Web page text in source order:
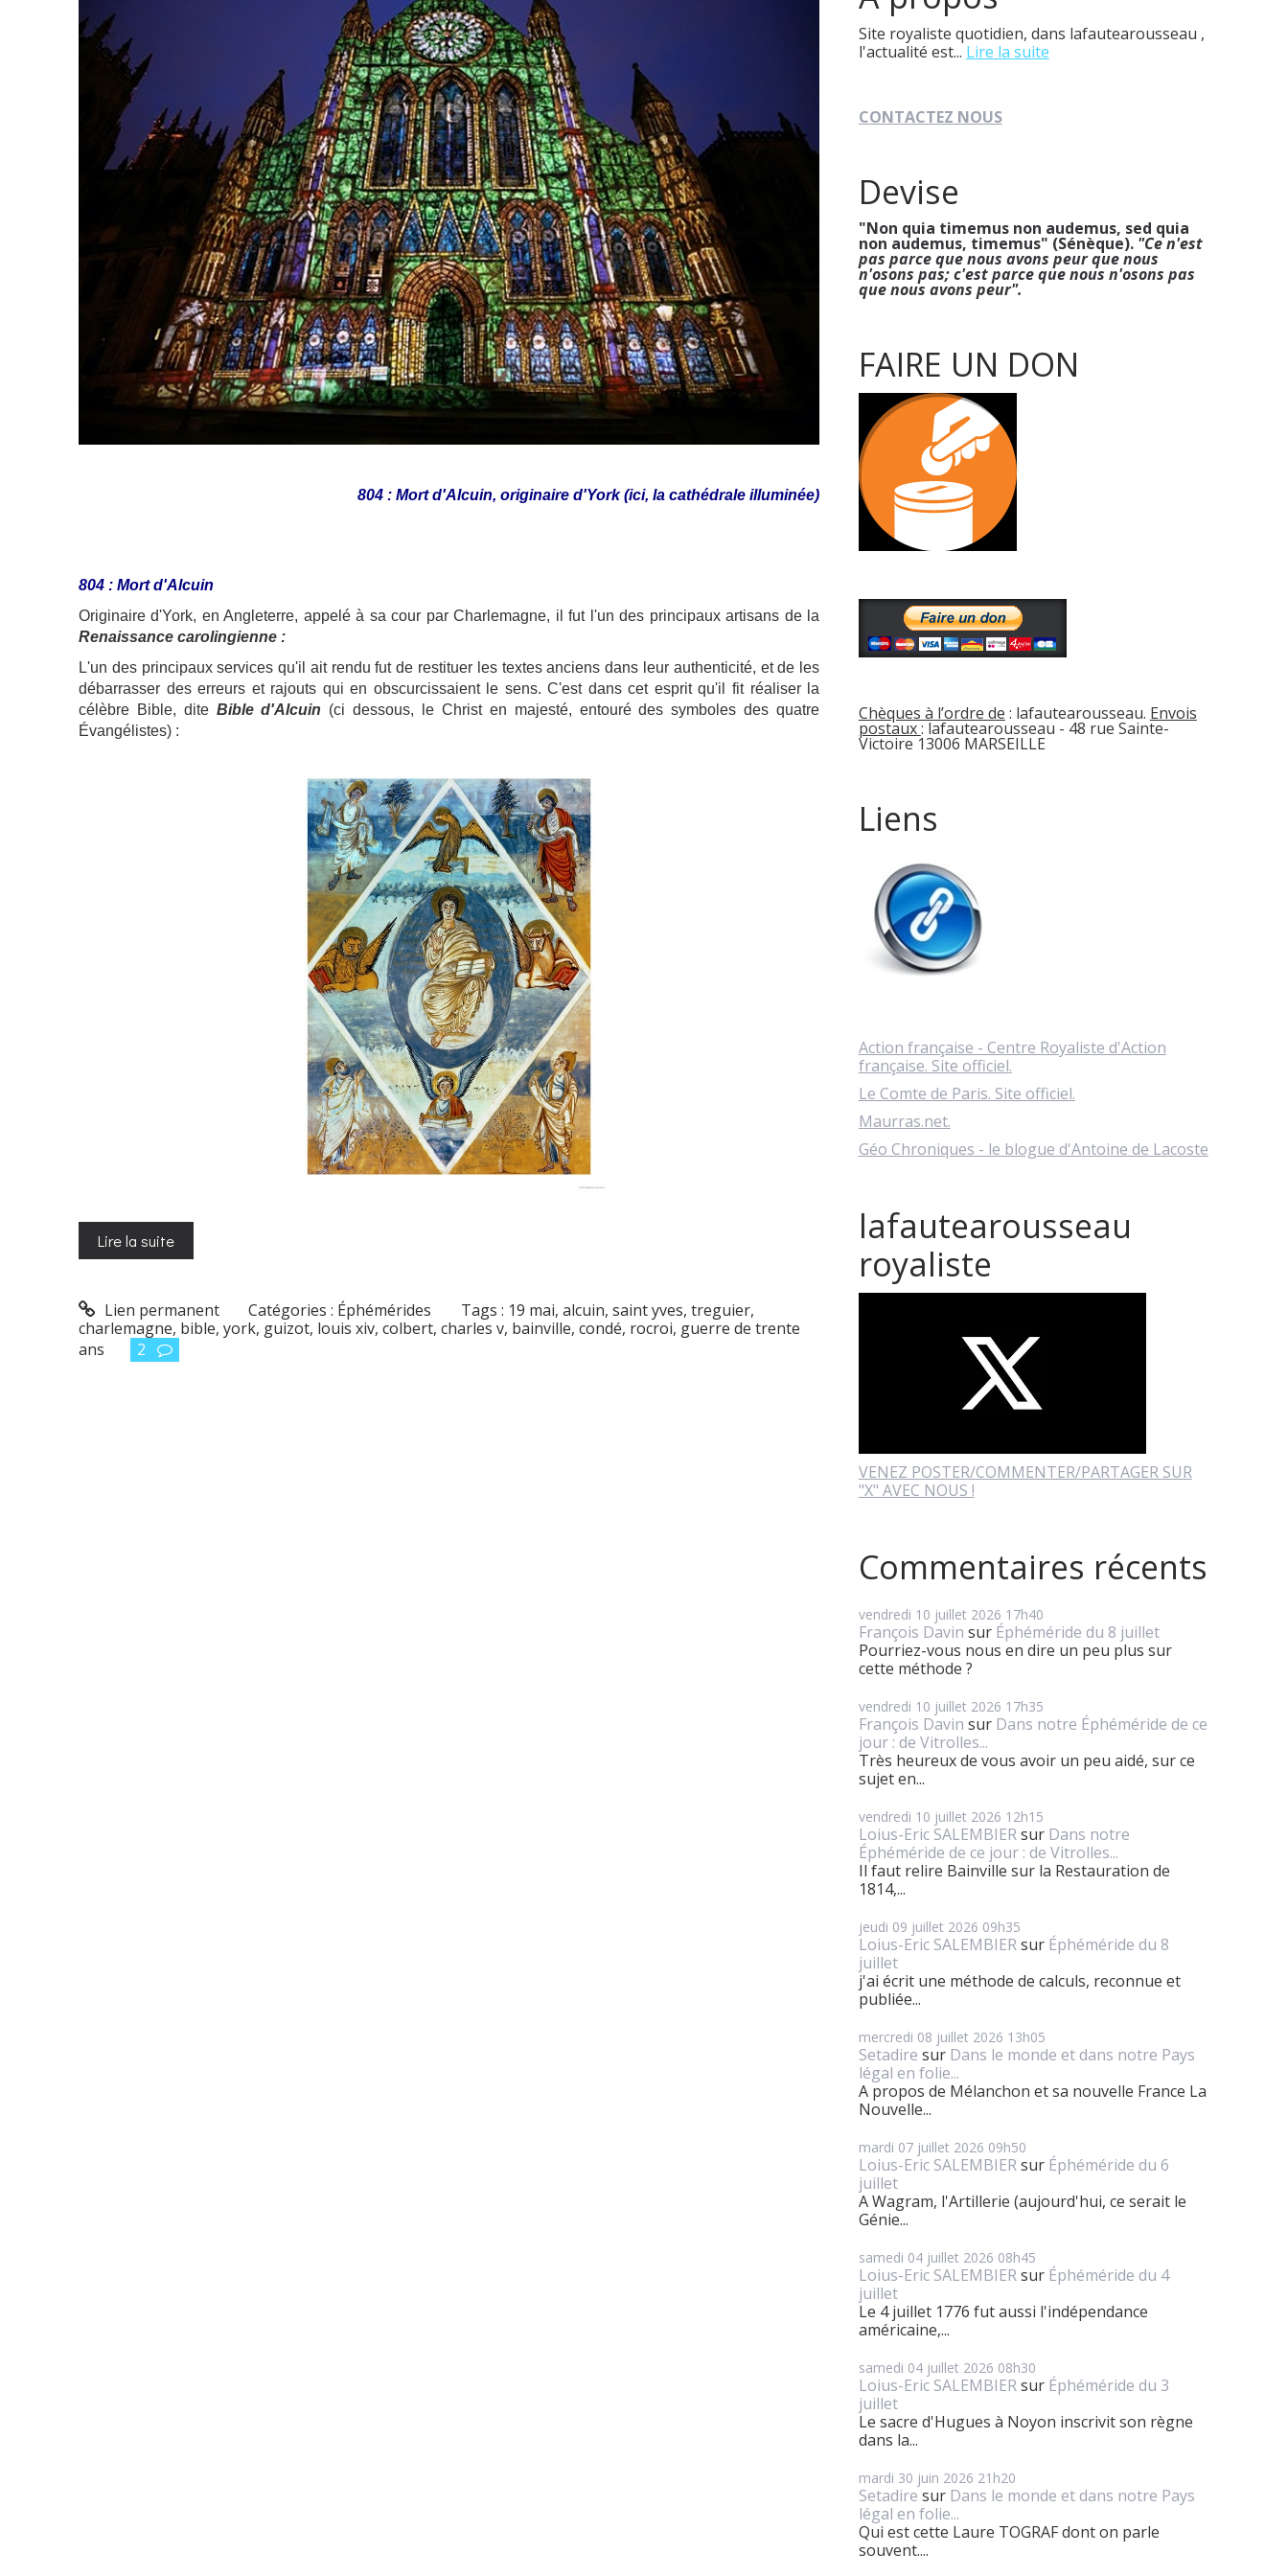
804 : Mort d'Alcuin, originaire d'York (ici, la cathédrale illuminée)
804 : Mort d'Alcuin
Originaire d'York, en Angleterre, appelé à sa cour par Charlemagne, il fut l'un des principaux artisans de la
Renaissance carolingienne :
L'un des principaux services qu'il ait rendu fut de restituer les textes anciens dans leur authenticité, et de les
débarrasser des erreurs et rajouts qui en obscurcissaient le sens. C'est dans cet esprit qu'il fit réaliser la
célèbre Bible, dite Bible d'Alcuin (ci dessous, le Christ en majesté, entouré des symboles des quatre
Évangélistes) :
Lire la suite
Lien permanent Catégories : Éphémérides Tags : 19 mai,alcuin,saint yves,treguier,
charlemagne, bible, york, guizot, louis xiv, colbert, charles v, bainville, condé, rocroi, guerre de trente
ans
2
Site royaliste quotidien, dans lafautearousseau ,
l'actualité est... Lire la suite
CONTACTEZ NOUS
Devise
"Non quia timemus non audemus, sed quia
non audemus, timemus" (Sénèque). "Ce n'est
pas parce que nous avons peur que nous
n'osons pas; c'est parce que nous n'osons pas
que nous avons peur".
FAIRE UN DON
Chèques à l’ordre de : lafautearousseau. Envois
postaux: lafautearousseau - 48 rue Sainte-
Victoire 13006 MARSEILLE
Liens
Action française - Centre Royaliste d'Action
française. Site officiel.
Le Comte de Paris. Site officiel.
Maurras.net.
Géo Chroniques - le blogue d'Antoine de Lacoste
lafautearousseau
royaliste
VENEZ POSTER/COMMENTER/PARTAGER SUR
"X" AVEC NOUS !
Commentaires récents
vendredi 10 juillet 2026 17h40
François Davin sur Éphéméride du 8 juillet
Pourriez-vous nous en dire un peu plus sur
cette méthode ?
vendredi 10 juillet 2026 17h35
François Davin sur Dans notre Éphéméride de ce
jour : de Vitrolles...
Très heureux de vous avoir un peu aidé, sur ce
sujet en...
vendredi 10 juillet 2026 12h15
Loius-Eric SALEMBIERsur Dans notre
Éphéméride de ce jour : de Vitrolles...
Il faut relire Bainville sur la Restauration de
1814,...
jeudi 09 juillet 2026 09h35
Loius-Eric SALEMBIERsur Éphéméride du 8
juillet
j'ai écrit une méthode de calculs, reconnue et
publiée...
mercredi 08 juillet 2026 13h05
Setadire sur Dans le monde et dans notre Pays
légal en folie...
A propos de Mélanchon et sa nouvelle France La
Nouvelle...
mardi 07 juillet 2026 09h50
Loius-Eric SALEMBIERsur Éphéméride du 6
juillet
A Wagram, l'Artillerie (aujourd'hui, ce serait le
Génie...
samedi 04 juillet 2026 08h45
Loius-Eric SALEMBIERsur Éphéméride du 4
juillet
Le 4 juillet 1776 fut aussi l'indépendance
américaine,...
samedi 04 juillet 2026 08h30
Loius-Eric SALEMBIERsur Éphéméride du 3
juillet
Le sacre d'Hugues à Noyon inscrivit son règne
dans la...
mardi 30 juin 2026 21h20
Setadire sur Dans le monde et dans notre Pays
légal en folie...
Qui est cette Laure TOGRAF dont on parle
souvent....